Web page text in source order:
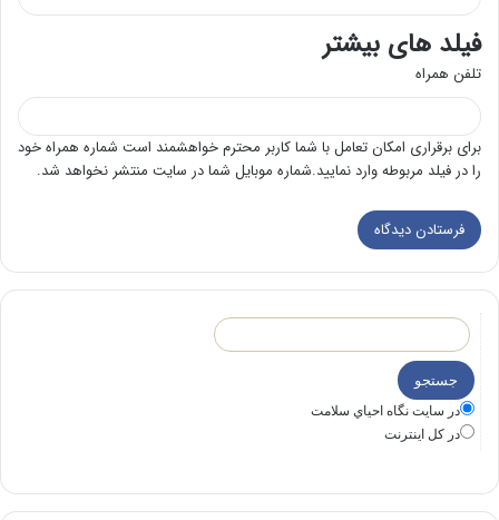
فیلد های بیشتر
تلفن همراه
برای برقراری امکان تعامل با شما کاربر محترم خواهشمند است شماره همراه خود
را در فیلد مربوطه وارد نمایید.شماره موبایل شما در سایت منتشر نخواهد شد.
در سايت نگاه احياي سلامت
در كل اينترنت